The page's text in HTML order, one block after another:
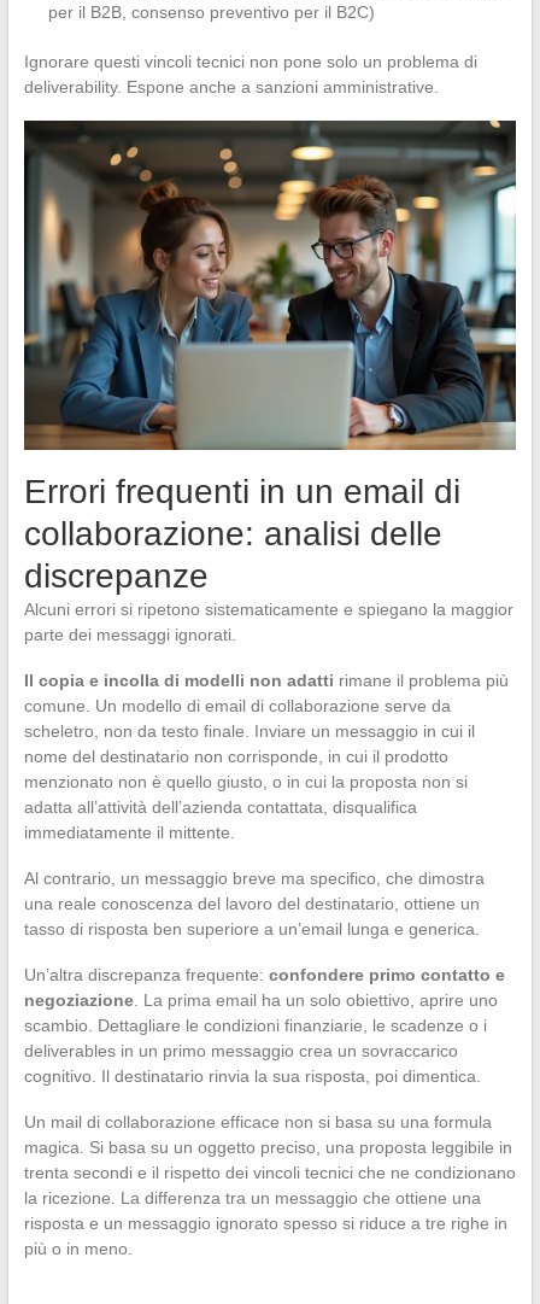
per il B2B, consenso preventivo per il B2C)
Ignorare questi vincoli tecnici non pone solo un problema di
deliverability. Espone anche a sanzioni amministrative.
Errori frequenti in un email di
collaborazione: analisi delle
discrepanze
Alcuni errori si ripetono sistematicamente e spiegano la maggior
parte dei messaggi ignorati.
Il copia e incolla di modelli non adatti rimane il problema più
comune. Un modello di email di collaborazione serve da
scheletro, non da testo finale. Inviare un messaggio in cui il
nome del destinatario non corrisponde, in cui il prodotto
menzionato non è quello giusto, o in cui la proposta non si
adatta all’attività dell’azienda contattata, disqualifica
immediatamente il mittente.
Al contrario, un messaggio breve ma specifico, che dimostra
una reale conoscenza del lavoro del destinatario, ottiene un
tasso di risposta ben superiore a un’email lunga e generica.
Un’altra discrepanza frequente: confondere primo contatto e
negoziazione. La prima email ha un solo obiettivo, aprire uno
scambio. Dettagliare le condizioni finanziarie, le scadenze o i
deliverables in un primo messaggio crea un sovraccarico
cognitivo. Il destinatario rinvia la sua risposta, poi dimentica.
Un mail di collaborazione efficace non si basa su una formula
magica. Si basa su un oggetto preciso, una proposta leggibile in
trenta secondi e il rispetto dei vincoli tecnici che ne condizionano
la ricezione. La differenza tra un messaggio che ottiene una
risposta e un messaggio ignorato spesso si riduce a tre righe in
più o in meno.